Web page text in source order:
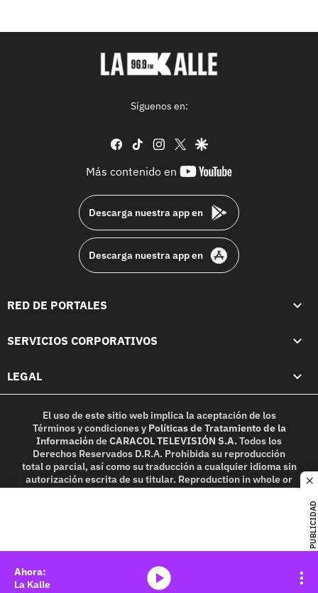
PUBLICIDAD
Síguenos en:
facebook
tiktok instagram
twittergoogle
Más contenido en
youtube-
Descarga nuestra app en
Descarga nuestra app en
RED DE PORTALES
SERVICIOS CORPORATIVOS
LEGAL
El uso de este sitio web implica la aceptación de los
Términos y condicionesy Políticas de Tratamiento de la
InformacióndeCARACOL TELEVISIÓN S.A.Todos los
Derechos Reservados D.R.A. Prohibida su reproducción
total o parcial, así como su traducción a cualquier idioma sin
autorización escrita de su titular. Reproduction in whole or
in part, or translation without written permission is
La Kalle